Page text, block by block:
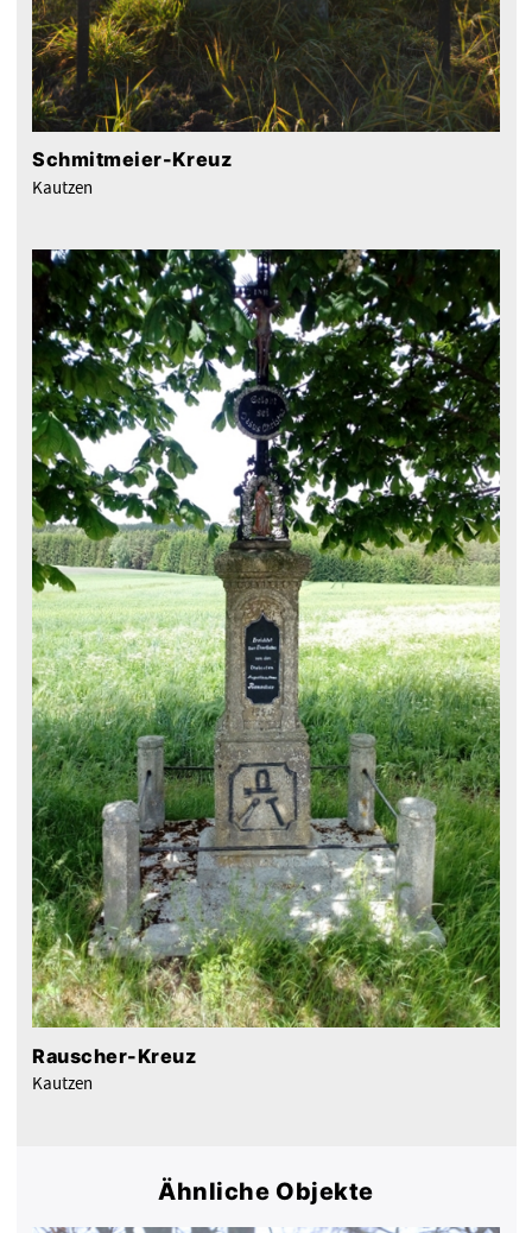
Schmitmeier-Kreuz
Kautzen
Rauscher-Kreuz
Kautzen
Ähnliche Objekte